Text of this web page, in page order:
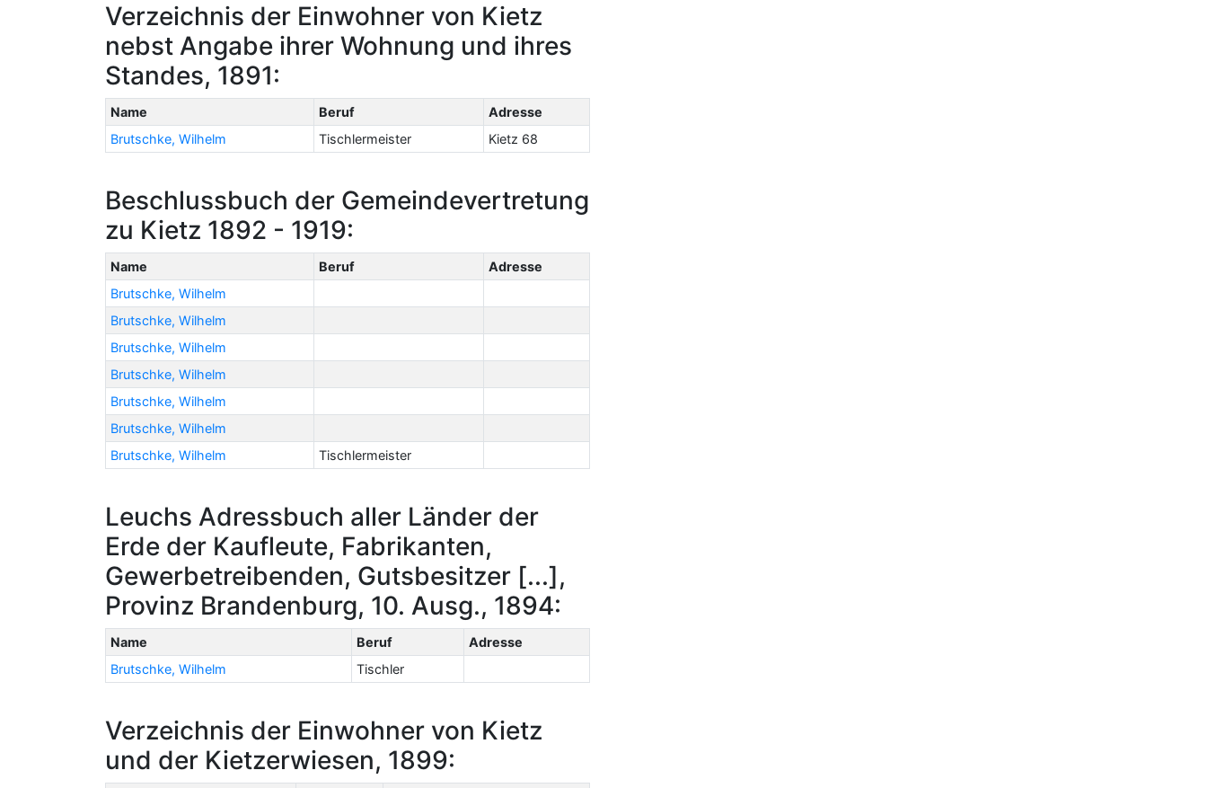
Verzeichnis der Einwohner von Kietz
nebst Angabe ihrer Wohnung und ihres
Standes, 1891:
Name Beruf
Adresse
Brutschke, Wilhelm
Tischlermeister Kietz 68
Beschlussbuch der Gemeindevertretung
zu Kietz 1892 - 1919:
Name Beruf
Adresse
Brutschke, Wilhelm
Brutschke, Wilhelm
Brutschke, Wilhelm
Brutschke, Wilhelm
Brutschke, Wilhelm
Brutschke, Wilhelm
Brutschke, Wilhelm
Tischlermeister
Leuchs Adressbuch aller Länder der
Erde der Kaufleute, Fabrikanten,
Gewerbetreibenden, Gutsbesitzer [...],
Provinz Brandenburg, 10. Ausg., 1894:
Name Beruf
Adresse
Brutschke, Wilhelm
Tischler
Verzeichnis der Einwohner von Kietz
und der Kietzerwiesen, 1899: